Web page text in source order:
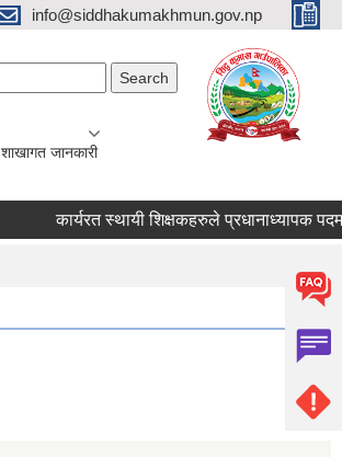
info@siddhakumakhmun.gov.np
शाखागत जानकारी
कार्यरत स्थायी शिक्षकहरुले प्रधानाध्यापक